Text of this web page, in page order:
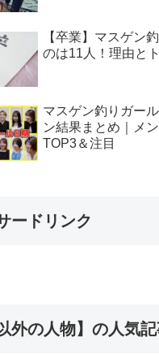
【卒業】マスゲン
のは11人！理由と
マスゲン釣りガー
ン結果まとめ｜メ
TOP3＆注目
ードリンク
外の人物】の人気